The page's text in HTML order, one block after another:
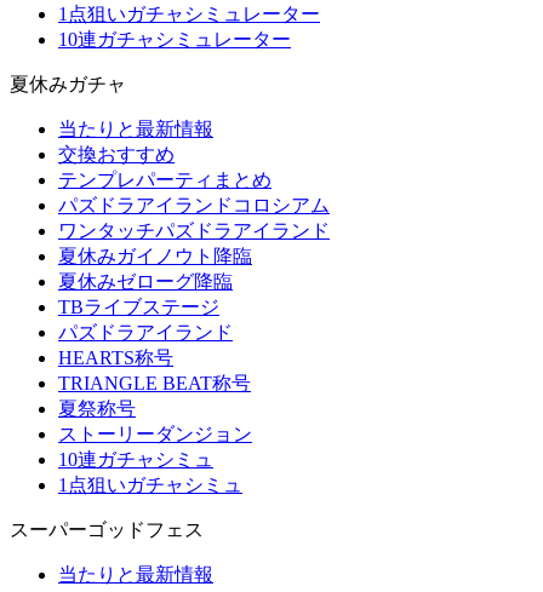
1点狙いガチャシミュレーター
10連ガチャシミュレーター
夏休みガチャ
当たりと最新情報
交換おすすめ
テンプレパーティまとめ
パズドラアイランドコロシアム
ワンタッチパズドラアイランド
夏休みガイノウト降臨
夏休みゼローグ降臨
TBライブステージ
パズドラアイランド
HEARTS称号
TRIANGLE BEAT称号
夏祭称号
ストーリーダンジョン
10連ガチャシミュ
1点狙いガチャシミュ
スーパーゴッドフェス
当たりと最新情報